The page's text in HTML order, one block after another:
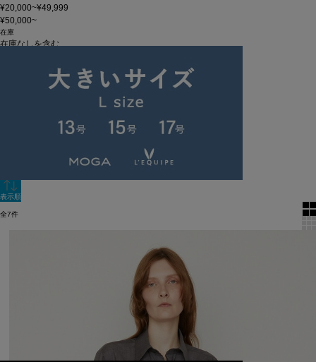
¥20,000~¥49,999
¥50,000~
在庫
在庫なしを含む
表示順
全7件